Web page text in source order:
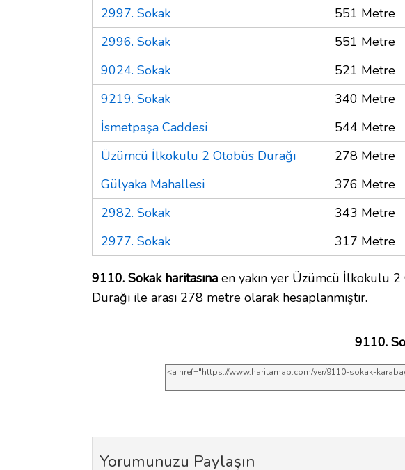
2997. Sokak
551 Metre
2996. Sokak
551 Metre
9024. Sokak
521 Metre
9219. Sokak
340 Metre
İsmetpaşa Caddesi
544 Metre
Üzümcü İlkokulu 2 Otobüs Durağı
278 Metre
Gülyaka Mahallesi
376 Metre
2982. Sokak
343 Metre
2977. Sokak
317 Metre
9110. Sokak haritasına en yakın yer Üzümcü İlkokulu 2
Durağı ile arası 278 metre olarak hesaplanmıştır.
9110.
Yorumunuzu Paylaşın